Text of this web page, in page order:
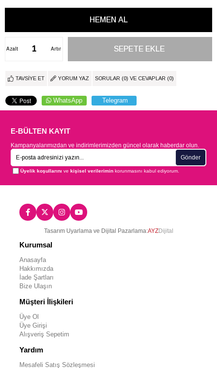
Artır
Azalt
TAVSIYE ET YORUM YAZ SORULAR (0) VE CEVAPLAR (0)
WhatsApp Telegram
E-BÜLTEN KAYIT
Kampanyalarımızdan ve indirimlerimizden güncel olarak haberdar olun.
Gönder
Üyelik koşullarını vekişisel verilerimin korunmasını kabul ediyorum.
Tasarım Uyarlama ve Dijital Pazarlama:AYZDijital
Kurumsal
Anasayfa
Hakkımızda
İade Şartları
Bize Ulaşın
Müşteri İlişkileri
Üye Ol
Üye Girişi
Alışveriş Sepetim
Yardım
Mesafeli Satış Sözleşmesi